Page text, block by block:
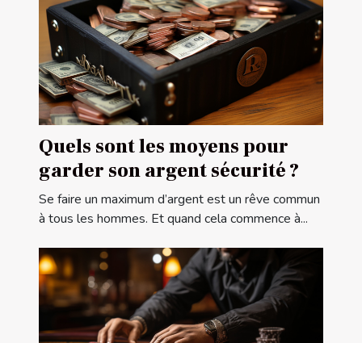
Quels sont les moyens pour
garder son argent sécurité ?
Se faire un maximum d’argent est un rêve commun
à tous les hommes. Et quand cela commence à...